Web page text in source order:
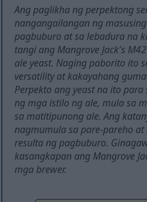
Ang paglikha ng perpektong
nangangailangan ng
pagbuburo at sa lebadura na
tangi ang Mangrove Jack's
ale yeast. Naging paborito ito
versatility at kakayahang
Perpekto ang yeast na ito
ng mga istilo ng ale, mula sa
sa matitipunong ale. Ang
nagmumula sa pare-pareho
resulta ng pagbuburo.
kasangkapan ang Mangrove
mga brewer.